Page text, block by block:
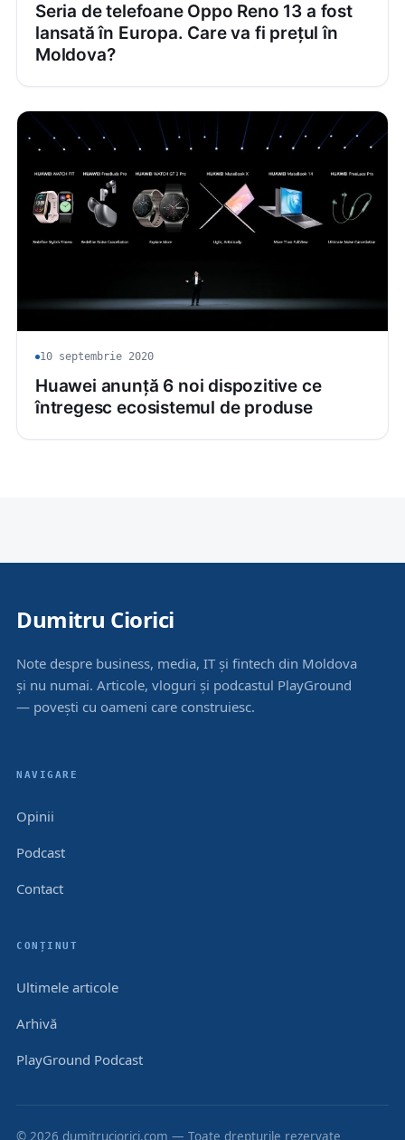
Seria de telefoane Oppo Reno 13 a fost
lansată în Europa. Care va fi prețul în
Moldova?
10 septembrie 2020
Huawei anunță 6 noi dispozitive ce
întregesc ecosistemul de produse
Dumitru Ciorici
Note despre business, media, IT și fintech din Moldova
și nu numai. Articole, vloguri și podcastul PlayGround
— povești cu oameni care construiesc.
NAVIGARE
Opinii
Podcast
Contact
CONȚINUT
Ultimele articole
Arhivă
PlayGround Podcast
© 2026 dumitruciorici.com — Toate drepturile rezervate